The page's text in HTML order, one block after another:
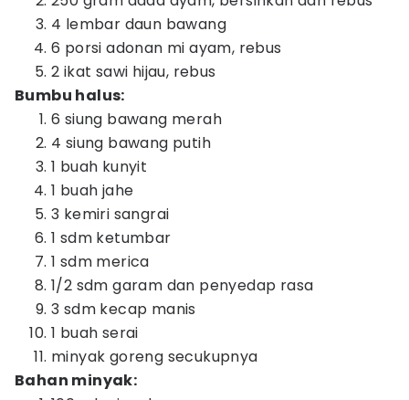
4 lembar daun bawang
6 porsi adonan mi ayam, rebus
2 ikat sawi hijau, rebus
Bumbu halus:
6 siung bawang merah
4 siung bawang putih
1 buah kunyit
1 buah jahe
3 kemiri sangrai
1 sdm ketumbar
1 sdm merica
1/2 sdm garam dan penyedap rasa
3 sdm kecap manis
1 buah serai
minyak goreng secukupnya
Bahan minyak: